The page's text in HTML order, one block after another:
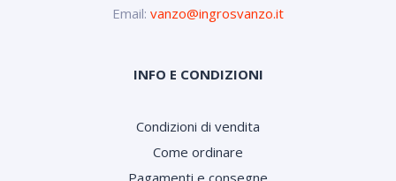
Email: vanzo@ingrosvanzo.it
INFO E CONDIZIONI
Condizioni di vendita
Come ordinare